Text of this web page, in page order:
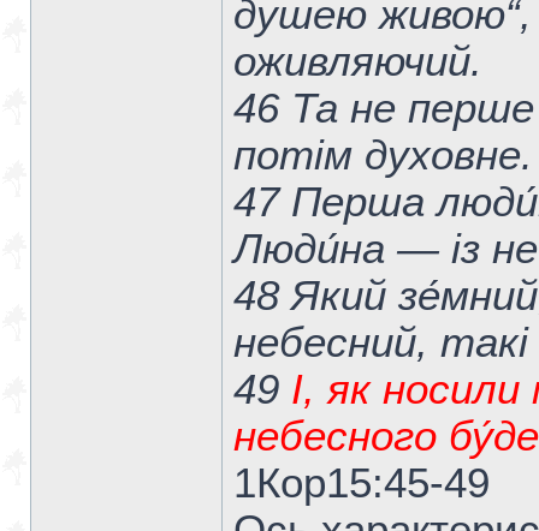
душею
оживляючий.
46 Та не перше
потім духовне.
47 Перша
Люди́на — із
48 Який
небесний, такі
49 І, як
небесного
1Кор15:45-49